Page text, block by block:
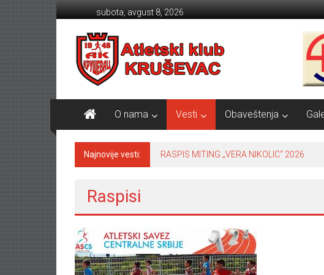
subota, avgust 8, 2026
Atletski klub KRUŠEVAC
O nama Vesti Obaveštenja
Najnovije vesti: TABLICE SRBIJE 2024 sezona na
Raspisi